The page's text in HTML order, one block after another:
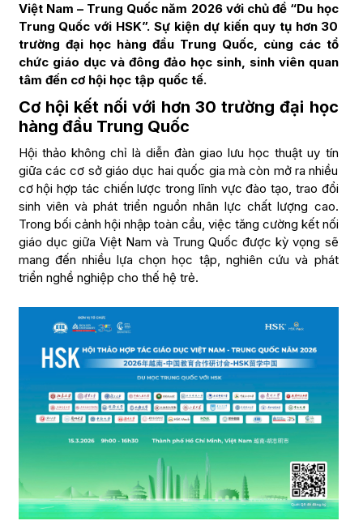
Việt Nam – Trung Quốc năm 2026 với chủ đề “Du học
Trung Quốc với HSK”. Sự kiện dự kiến quy tụ hơn 30
trường đại học hàng đầu Trung Quốc, cùng các tổ
chức giáo dục và đông đảo học sinh, sinh viên quan
tâm đến cơ hội học tập quốc tế.
Cơ hội kết nối với hơn 30 trường đại học
hàng đầu Trung Quốc
Hội thảo không chỉ là diễn đàn giao lưu học thuật uy tín
giữa các cơ sở giáo dục hai quốc gia mà còn mở ra nhiều
cơ hội hợp tác chiến lược trong lĩnh vực đào tạo, trao đổi
sinh viên và phát triển nguồn nhân lực chất lượng cao.
Trong bối cảnh hội nhập toàn cầu, việc tăng cường kết nối
giáo dục giữa Việt Nam và Trung Quốc được kỳ vọng sẽ
mang đến nhiều lựa chọn học tập, nghiên cứu và phát
triển nghề nghiệp cho thế hệ trẻ.